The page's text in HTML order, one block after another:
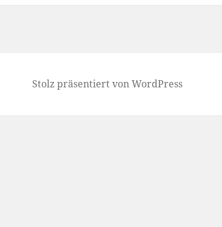
Stolz präsentiert von WordPress